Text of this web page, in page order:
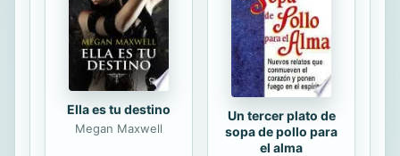
entendimiento, y que incluye: - El
verdadero plan y prop�sito de Dios
para las mujeres -...
Ella es tu destino
Megan Maxwell
Un tercer plato de
sopa de pollo para
el alma